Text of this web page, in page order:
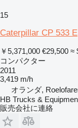
15
Caterpillar CP 533 E
￥5,371,000 €29,500 ≈
コンパクター
2011
3,419 m/h
オランダ,
HB Trucks &
販売会社に連絡